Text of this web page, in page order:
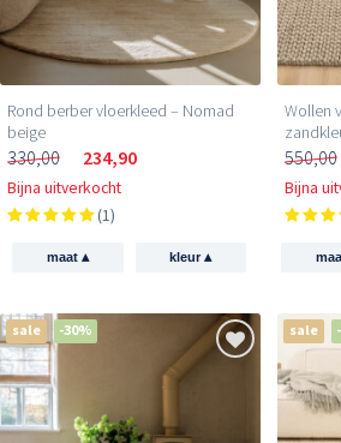
Rond berber vloerkleed – Nomad
beige
330,00 234,90
Bijna uitverkocht
(1)
maat ▴ kleur▴
Wollen
550,00
Bijna
sale -30% sale